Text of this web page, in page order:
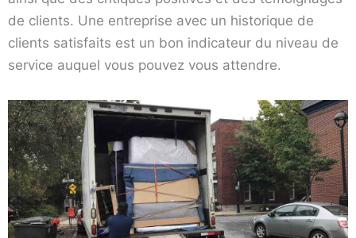
de clients. Une entreprise avec un historique de
clients satisfaits est un bon indicateur du niveau de
service auquel vous pouvez vous attendre.